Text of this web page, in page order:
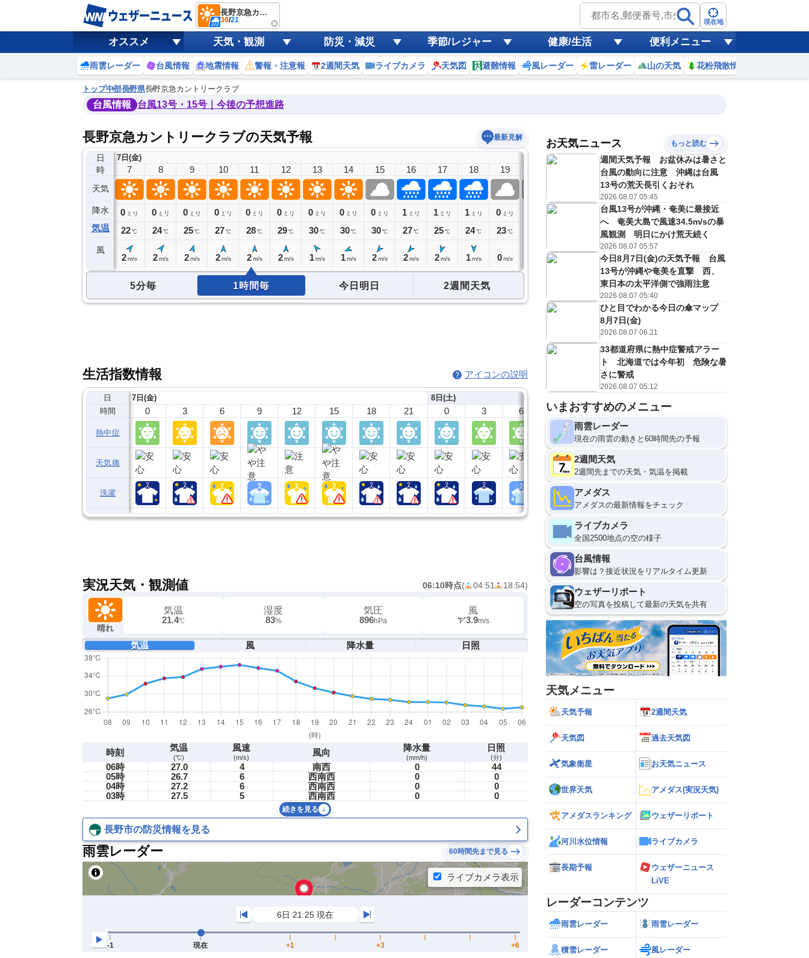
長野京急カントリークラブ
30/21 現在地
オススメ 天気・観測 防災・減災 季節/レジャー 健康/生活 便利メニュー
雨雲レーダー 台風情報 地震情報 警報・注意報 2週間天気 ライブカメラ 天気図 避難情報 風レーダー 雷レーダー 山の天気 花粉飛散情報
トップ中部長野県長野京急カントリークラブ
台風情報 台風13号・15号｜今後の予想進路
長野京急カントリークラブの天気予報 最新見解
日
時
天気
降水
気温
風
7日(金)
6
0ミリ
21℃
7
0 ミリ
22℃
2 m/s
8
0 ミリ
24℃
2 m/s
9
0 ミリ
25℃
2 m/s
10
0 ミリ
27℃
2 m/s
11
0 ミリ
28℃
2 m/s
12
0 ミリ
29℃
2 m/s
13
0 ミリ
30℃
1 m/s
14
0 ミリ
30℃
1 m/s
15
0 ミリ
30℃
2 m/s
16
1 ミリ
27℃
2 m/s
17
1 ミリ
25℃
2 m/s
18
1 ミリ
24℃
1 m/s
19
0 ミリ
23℃
0 m/s
22
ミリ
℃
m/s
23
0 ミリ
21 ℃
1 m/s
8日(土)
0
0ミリ
21 ℃
1m/s
1
0ミリ
21℃
1m/s
0
1m/s
5分毎 1時間毎 今日明日 2週間天気
生活指数情報 アイコンの説明
日
時間
熱中症
天気痛
洗濯
7日(金)
0 3 6 9 12 15 18 21
8日(土)
0 3 6 9 12
実況天気・観測値 06:10時点( 04:51 18:54)
晴れ
気温
21.4℃
湿度
83%
気圧
896hPa
風
3.9m/s
気温 風 降水量 日照
時刻 気温
(℃)
風速
(m/s) 風向 降水量
(mm/h)
日照
(分)
06時 27.0 4 南西 0
44
05時
26.7 6 西南西 0
0
04時
27.2 6 西南西 0
0
03時
27.5 5 西南西 0 0
続きを見る
長野市の防災情報を見る
雨雲レーダー 60時間先まで見る
お天気ニュース もっと読む
週間天気予報 お盆休みは暑さと
台風の動向に注意 沖縄は台風
13号の荒天長引くおそれ
2026.08.07 05:45
台風13号が沖縄・奄美に最接近
へ 奄美大島で風速34.5m/sの暴
風観測 明日にかけ荒天続く
2026.08.07 05:57
今日8月7日(金)の天気予報 台風
13号が沖縄や奄美を直撃 西、
東日本の太平洋側で強雨注意
2026.08.07 05:40
ひと目でわかる今日の傘マップ
8月7日(金)
2026.08.07 06:21
33都道府県に熱中症警戒アラー
ト 北海道では今年初 危険な暑
さに警戒
2026.08.07 05:12
いまおすすめのメニュー
雨雲レーダー
現在の雨雲の動きと60時間先の予報
2週間天気
2週間先までの天気・気温を掲載
アメダス
アメダスの最新情報をチェック
ライブカメラ
全国2500地点の空の様子
台風情報
影響は？接近状況をリアルタイム更新
ウェザーリポート
空の写真を投稿して最新の天気を共有
天気メニュー
天気予報 2週間天気
天気図 過去天気図
気象衛星 お天気ニュース
世界天気 アメダス(実況天気)
アメダスランキング ウェザーリポート
河川水位情報 ライブカメラ
長期予報
ウェザーニュース
LiVE
レーダーコンテンツ
雨雲レーダー 雨雪レーダー
積雪レーダー 風レーダー